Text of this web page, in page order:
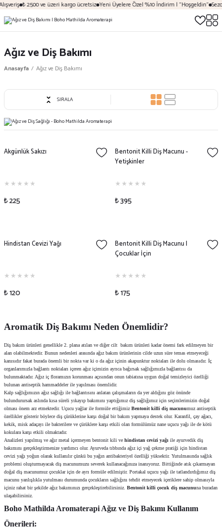
₺ 2500 ve üzeri kargo ücretsiz Yeni Üyelere Özel %10 İndirim | "Hoşgeldin"
Ağız ve Diş Bakımı
Anasayfa Ağız ve Diş Bakımı
SIRALA
Akgünlük Sakızı
₺ 225
Bentonit Killi Diş Macunu -
Yetişkinler
₺ 395
Hindistan Cevizi Yağı
₺ 120
Bentonit Killi Diş Macunu |
Çocuklar İçin
₺ 175
Aromatik Diş Bakımı Neden Önemlidir?
Diş bakım ürünleri genellikle 2. plana atılan ve diğer cilt bakım ürünleri kadar önemi fark edilmeyen bir
alan olabilmektedir. Bunun nedenleri arasında ağız bakım ürünlerinin cilde uzun süre temas etmeyeceği
kanısıdır fakat burada önemli bir nokta var ki o da ağız içinin akapunktur noktaları ile dolu olmasıdır. İç
organlarımızla bağlantı noktaları içeren ağız içimizin ayrıca bağırsak sağlığımızla bağlantısı da
bulunmaktadır. Ağız iç floramızın korunması açısından onun tabiatına uygun doğal temizleyici özelliği
bulunan antiseptik hammaddeler ile yapılması önemlidir.
Kalp sağlığımızın ağız sağlığı ile bağlantısını anlatan çalışmaların da yer aldığını göz önünde
bulundurursak aslında kısa süreli yıkayıp bakımını yaptığımız diş sağlığımız için seçimlerimizin doğal
olması önem arz etmektedir. Uçucu yağlar ile formüle ettiğimiz Bentonit killi diş macunumuz antiseptik
özellikler gösterir böylece diş çürüklerine karşı doğal bir bakım yapmaya destek olur. Karanfil, çay ağacı,
kekik, misk adaçayı ile bakterilere ve çürüklere karşı etkili olan formülümüz nane uçucu yağı ile de kötü
kokulara karşı etkili olmaktadır.
Analizleri yapılmış ve ağır metal içermeyen bentonit kili ve hindistan cevizi yağı ile ayurvedik diş
bakımını gerçekleştirmenize yardımcı olur. Ayurveda tıbbında ağız içi yağ çekme pratiği için hindistan
cevizi yağı yoğun olarak kullanılır çünkü bu yağın antibakteriyel özelliği yüksektir. Yutulmasında sağlık
problemi oluşturmayacak diş macunumuzu severek kullanacağınıza inanıyoruz. Bittiğinde atık çıkarmayan
doğal diş macunumuz çocuklar için de ayrı formüle edilmiştir. Portakal uçucu yağı ile tatlandırdığımız diş
macunu yanlışlıkla yutulması durumunda çocukların sağlığını tehdit etmeyecek içeriklere sahip olmasıyla
içiniz rahat bir şekilde ağız bakımınızı gerçekleştirebilirsiniz. Bentonit killi çocuk diş macununa buradan
ulaşabilirsiniz.
Boho Mathilda Aromaterapi Ağız ve Diş Bakımı Kullanım
Önerileri: